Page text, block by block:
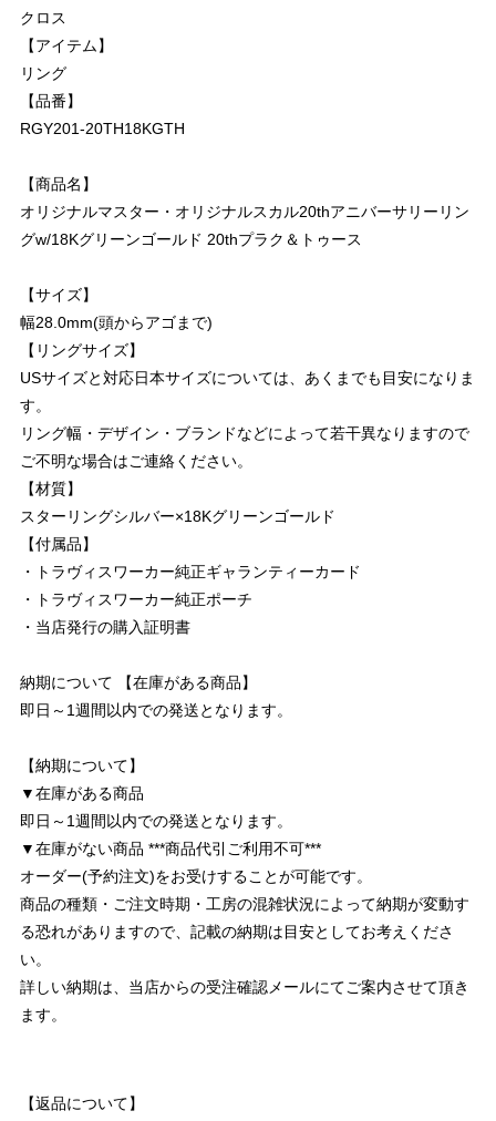
クロス
【アイテム】
リング
【品番】
RGY201-20TH18KGTH
【商品名】
オリジナルマスター・オリジナルスカル20thアニバーサリーリン
グw/18Kグリーンゴールド 20thプラク＆トゥース
【サイズ】
幅28.0mm(頭からアゴまで)
【リングサイズ】
USサイズと対応日本サイズについては、あくまでも目安になりま
す。
リング幅・デザイン・ブランドなどによって若干異なりますので
ご不明な場合はご連絡ください。
【材質】
スターリングシルバー×18Kグリーンゴールド
【付属品】
・トラヴィスワーカー純正ギャランティーカード
・トラヴィスワーカー純正ポーチ
・当店発行の購入証明書
納期について 【在庫がある商品】
即日～1週間以内での発送となります。
【納期について】
▼在庫がある商品
即日～1週間以内での発送となります。
▼在庫がない商品 ***商品代引ご利用不可***
オーダー(予約注文)をお受けすることが可能です。
商品の種類・ご注文時期・工房の混雑状況によって納期が変動す
る恐れがありますので、記載の納期は目安としてお考えくださ
い。
詳しい納期は、当店からの受注確認メールにてご案内させて頂き
ます。
【返品について】